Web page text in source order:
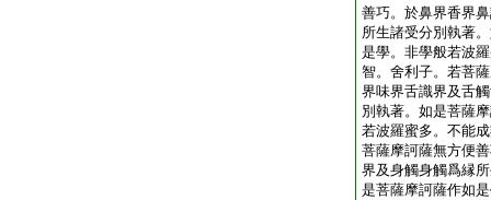
善巧。於鼻界香界
所生諸受分別執著
是學。非學般若波
智。舍利子。若菩
界味界舌識界及舌
別執著。如是菩薩
若波羅蜜多。不能
菩薩摩訶薩無方便
界及身觸身觸爲縁
是菩薩摩訶薩作如